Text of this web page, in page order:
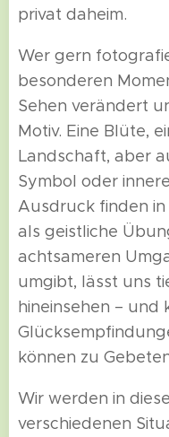
privat daheim.
Wer gern
besonderen
Sehen verändert
Motiv. Eine Blüte,
Landschaft, aber
Symbol oder
Ausdruck finden
als geistliche
achtsameren
umgibt, lässt uns
hineinsehen – und
können zu
Wir werden in
verschiedenen